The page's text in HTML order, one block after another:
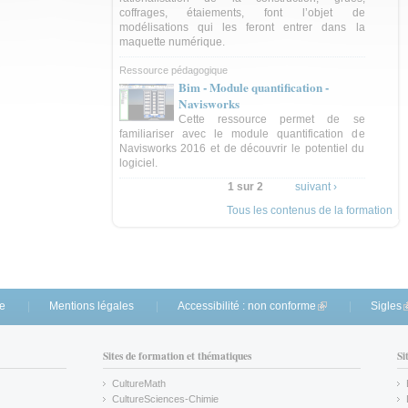
coffrages, étaiements, font l’objet de
modélisations qui les feront entrer dans la
maquette numérique.
Ressource pédagogique
Bim - Module quantification -
Navisworks
Cette ressource permet de se
familiariser avec le module quantification de
Navisworks 2016 et de découvrir le potentiel du
logiciel.
1 sur 2
suivant ›
Tous les contenus de la formation
Mentions légales Accessibilité : non conforme (link is external)
Sigles
Sites de formation et thématiques
CultureMath
(link is external)
CultureSciences-Chimie